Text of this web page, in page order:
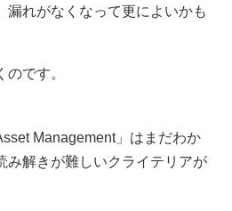
漏れがなくなって更によいかも
です。
Management」はまだわか
み解きが難しいクライテリアが